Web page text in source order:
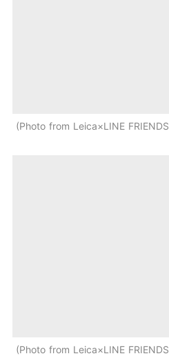
Photo from Leica×LINE FRIENDS
Photo from Leica×LINE FRIENDS